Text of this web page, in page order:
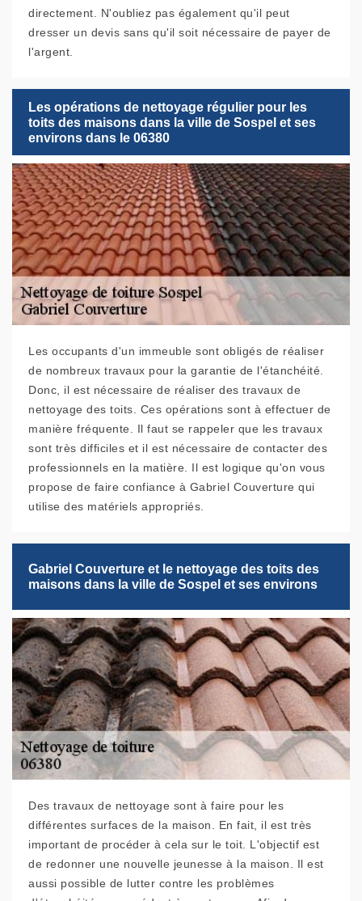
directement. N'oubliez pas également qu'il peut
dresser un devis sans qu'il soit nécessaire de payer de
l'argent.
Les opérations de nettoyage régulier pour les
toits des maisons dans la ville de Sospel et ses
environs dans le 06380
Les occupants d'un immeuble sont obligés de réaliser
de nombreux travaux pour la garantie de l'étanchéité.
Donc, il est nécessaire de réaliser des travaux de
nettoyage des toits. Ces opérations sont à effectuer de
manière fréquente. Il faut se rappeler que les travaux
sont très difficiles et il est nécessaire de contacter des
professionnels en la matière. Il est logique qu'on vous
propose de faire confiance à Gabriel Couverture qui
utilise des matériels appropriés.
Gabriel Couverture et le nettoyage des toits des
maisons dans la ville de Sospel et ses environs
Des travaux de nettoyage sont à faire pour les
différentes surfaces de la maison. En fait, il est très
important de procéder à cela sur le toit. L'objectif est
de redonner une nouvelle jeunesse à la maison. Il est
aussi possible de lutter contre les problèmes